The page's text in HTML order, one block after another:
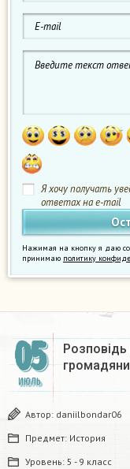
Я хочу получать
ответах на e-mail
Нажимая на кнопку я даю
принимаю политику
05
ИЮЛЬ
Автор: daniilbondar06
Предмет: История
Уровень: 5 - 9 класс